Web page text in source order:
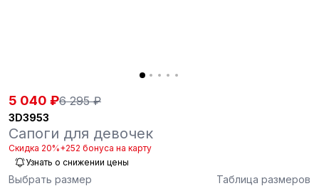
5 040 ₽6 295 ₽
3D3953
Сапоги для девочек
Скидка 20%+252 бонуса на карту
Узнать о снижении цены
Выбрать размер Таблица размеров